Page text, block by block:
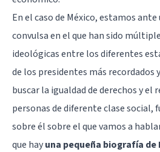
En el caso de México, estamos
convulsa en el que han sido
ideológicas entre los diferentes
de los presidentes más recordados
buscar la igualdad de derechos y el
personas de diferente clase social,
sobre él sobre el que vamos a
que hayuna pequeña biografía